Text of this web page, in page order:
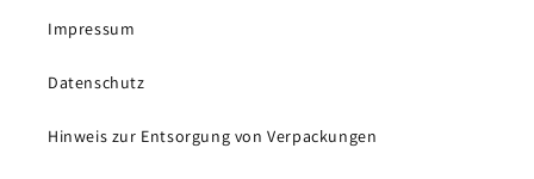
Impressum
Datenschutz
Hinweis zur Entsorgung von Verpackungen